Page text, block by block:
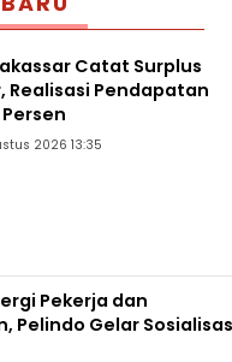
Catat Surplus
Realisasi Pendapatan
2026 13:35
Pekerja dan
Pelindo Gelar